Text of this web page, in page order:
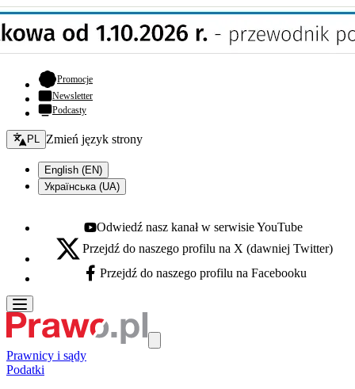
Promocje- otwiera się w nowej karcie
Newsletter
Podcasty
Zmień język - bieżący:
PL Zmień język strony
English (EN)
Українська (UA)
Youtube - otwiera się w nowej karcie
Odwiedź nasz kanał w serwisie YouTube
X - otwiera się w nowej karcie
Przejdź do naszego profilu na X (dawniej Twitter)
Facebook - otwiera się w nowej karcie
Przejdź do naszego profilu na Facebooku
Prawnicy i sądy
Podatki